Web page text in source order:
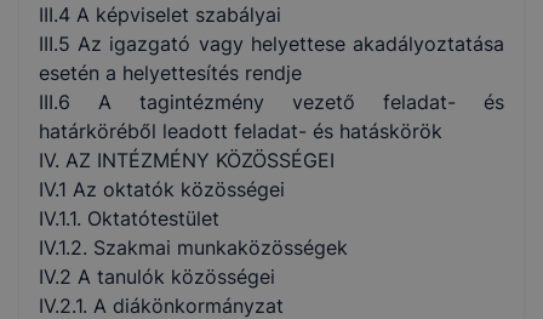
III.4 A képviselet szabályai
III.5 Az igazgató vagy helyettese akadályoztatása
esetén a helyettesítés rendje
III.6 A tagintézmény vezető feladat- és
határköréből leadott feladat- és hatáskörök
IV. AZ INTÉZMÉNY KÖZÖSSÉGEI
IV.1 Az oktatók közösségei
IV.1.1. Oktatótestület
IV.1.2. Szakmai munkaközösségek
IV.2 A tanulók közösségei
IV.2.1. A diákönkormányzat